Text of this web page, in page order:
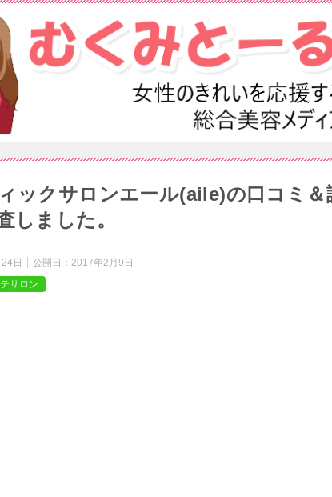
ックサロンエール(aile)の口コミ＆
しました。
日 公開日： 2017年2月9日
サロン